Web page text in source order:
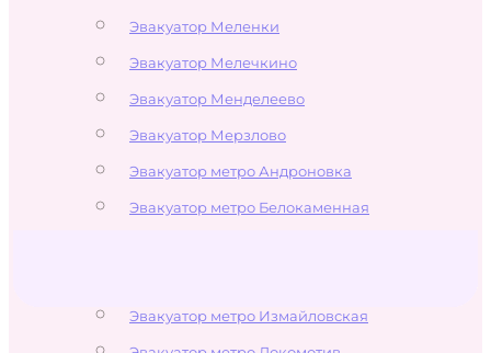
Эвакуатор Меленки
Эвакуатор Мелечкино
Эвакуатор Менделеево
Эвакуатор Мерзлово
Эвакуатор метро Андроновка
Эвакуатор метро Белокаменная
Эвакуатор метро Измайловская